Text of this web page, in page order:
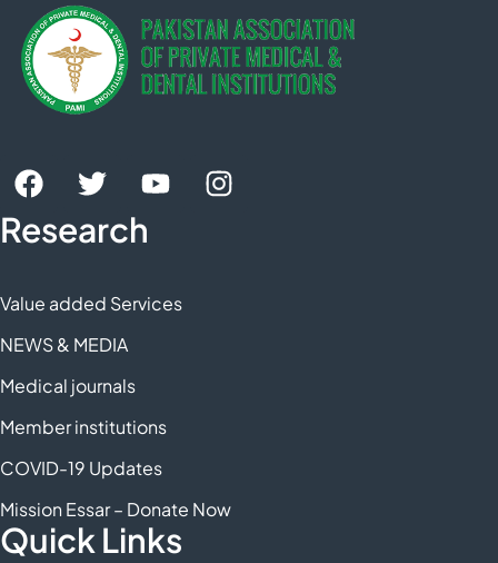
Research
Value added Services
NEWS & MEDIA
Medical journals
Member institutions
COVID-19 Updates
Mission Essar – Donate Now
Quick Links